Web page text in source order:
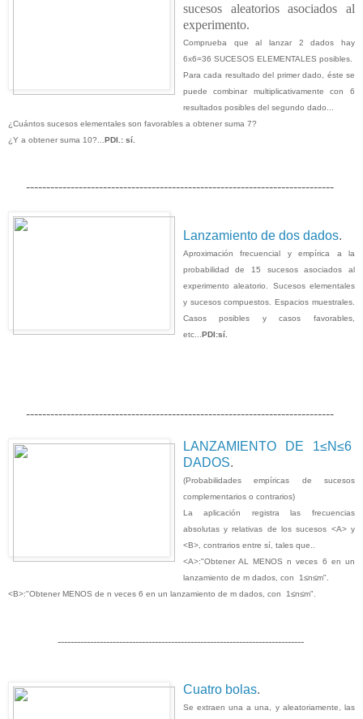
sucesos aleatorios asociados al
experimento.
Comprueba que al lanzar 2 dados hay
6x6=36 SUCESOS ELEMENTALES posibles.
Para cada resultado del primer dado, éste se
puede combinar multiplicativamente con 6
resultados posibles del segundo dado...
¿Cuántos sucesos elementales son favorables a obtener suma 7?
¿Y a obtener suma 10?... PDI.: sí.
----------------------------------------------------------------------------
Lanzamiento de dos dados.
Aproximación frecuencial y empírica a la
probabilidad de 15 sucesos asociados al
experimento aleatorio. Sucesos elementales
y sucesos compuestos. Espacios muestrales.
Casos posibles y casos favorables,
etc... PDI:sí.
----------------------------------------------------------------------------
LANZAMIENTO DE 1≤N≤6
DADOS.
(Probabilidades empíricas de sucesos
complementarios o contrarios)
La aplicación registra las frecuencias
absolutas y relativas de los sucesos <A> y
<B>, contrarios entre sí, tales que..
<A>:"Obtener AL MENOS n veces 6 en un
lanzamiento de m dados, con 1≤n≤m".
<B>:"Obtener MENOS de n veces 6 en un lanzamiento de m dados, con 1≤n≤m".
----------------------------------------------------------------------------
Cuatro bolas.
Se extraen una a una, y aleatoriamente, las